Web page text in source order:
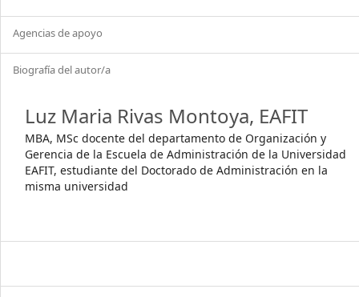
Agencias de apoyo
Biografía del autor/a
Luz Maria Rivas Montoya, EAFIT
MBA, MSc docente del departamento de Organización y
Gerencia de la Escuela de Administración de la Universidad
EAFIT, estudiante del Doctorado de Administración en la
misma universidad